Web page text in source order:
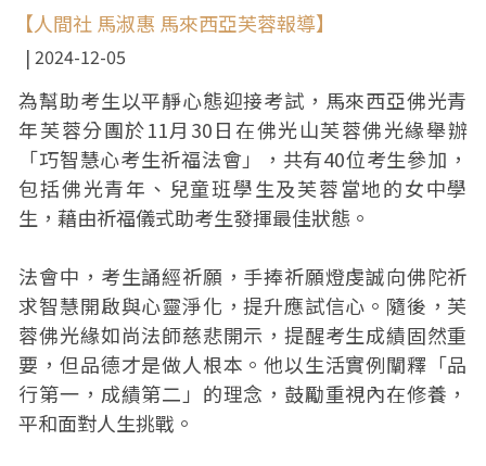
【人間社 馬淑惠 馬來西亞芙蓉報導】
2024-12-05
為幫助考生以平靜心態迎接考試，馬來西亞佛光青
年芙蓉分團於11月30日在佛光山芙蓉佛光緣舉辦
「巧智慧心考生祈福法會」，共有40位考生參加，
包括佛光青年、兒童班學生及芙蓉當地的女中學
生，藉由祈福儀式助考生發揮最佳狀態。
法會中，考生誦經祈願，手捧祈願燈虔誠向佛陀祈
求智慧開啟與心靈淨化，提升應試信心。隨後，芙
蓉佛光緣如尚法師慈悲開示，提醒考生成績固然重
要，但品德才是做人根本。他以生活實例闡釋「品
行第一，成績第二」的理念，鼓勵重視內在修養，
平和面對人生挑戰。